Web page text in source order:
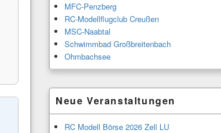
MFC-Penzberg
RC-Modellflugclub Creußen
MSC-Naabtal
Schwimmbad Großbreitenbach
Ohmbachsee
Neue Veranstaltungen
RC Modell Börse 2026 Zell LU